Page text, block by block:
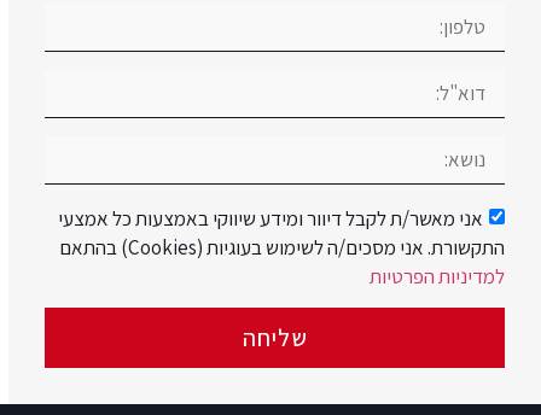
אני מאשר/ת לקבל דיוור ומידע שיווקי באמצעות כל אמצעי
התקשורת. אני מסכים/ה לשימוש בעוגיות (Cookies) בהתאם
למדיניות הפרטיות
שליחה